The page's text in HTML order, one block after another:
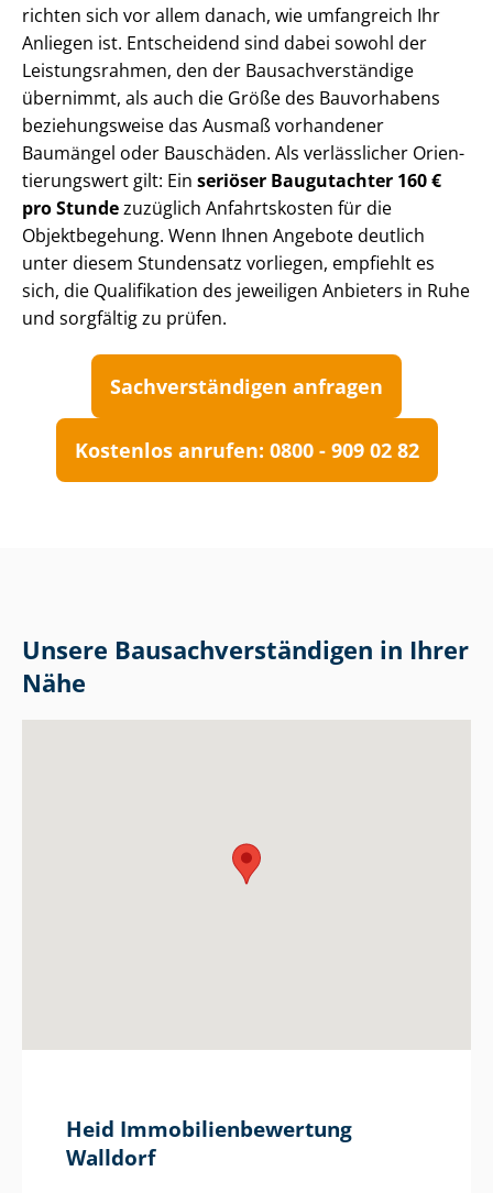
richten sich vor allem danach, wie umfangreich Ihr
Anliegen ist. Entscheidend sind dabei sowohl der
Leistungsrahmen, den der Bau­sach­ver­stän­di­ge
übernimmt, als auch die Größe des Bauvorhabens
beziehungsweise das Ausmaß vorhandener
Baumängel oder Bauschäden. Als verlässlicher Ori­en­
tie­rungs­wert gilt: Ein seriöser Baugutachter 160 €
pro Stundezuzüglich Anfahrtskosten für die
Objektbegehung. Wenn Ihnen Angebote deutlich
unter diesem Stundensatz vorliegen, empfiehlt es
sich, die Qualifikation des jeweiligen Anbieters in Ruhe
und sorgfältig zu prüfen.
Sach­ver­stän­di­gen anfragen
Kostenlos anrufen: 0800 - 909 02 82
Unsere Bau­sach­ver­stän­di­gen in Ihrer
Nähe
Heid Im­mo­bi­li­en­be­wer­tung
Walldorf